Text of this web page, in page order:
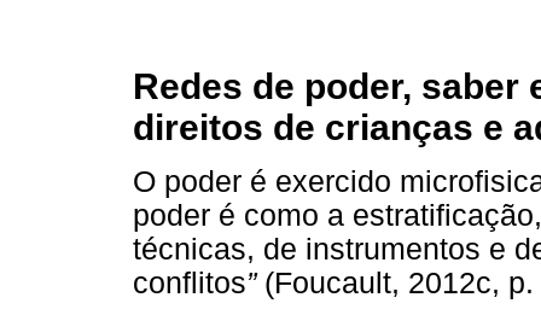
Redes de poder, saber
direitos de crianças e
O poder é exercido
poder é como a
técnicas, de instrumentos e
conflitos”(Foucault, 2012c, p.